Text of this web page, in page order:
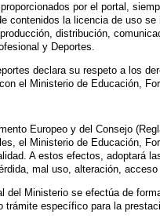
por el portal,
contenidos la licencia de uso
distribución,
y Deportes.
declara su respeto a los
el Ministerio de Educación,
Europeo y del Consejo
el Ministerio de Educación,
A estos efectos, adoptará
mal uso, alteración,
Ministerio se efectúa de
trámite específico para la